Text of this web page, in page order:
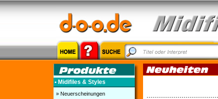
• Midifiles & Styles
» Neuerscheinungen